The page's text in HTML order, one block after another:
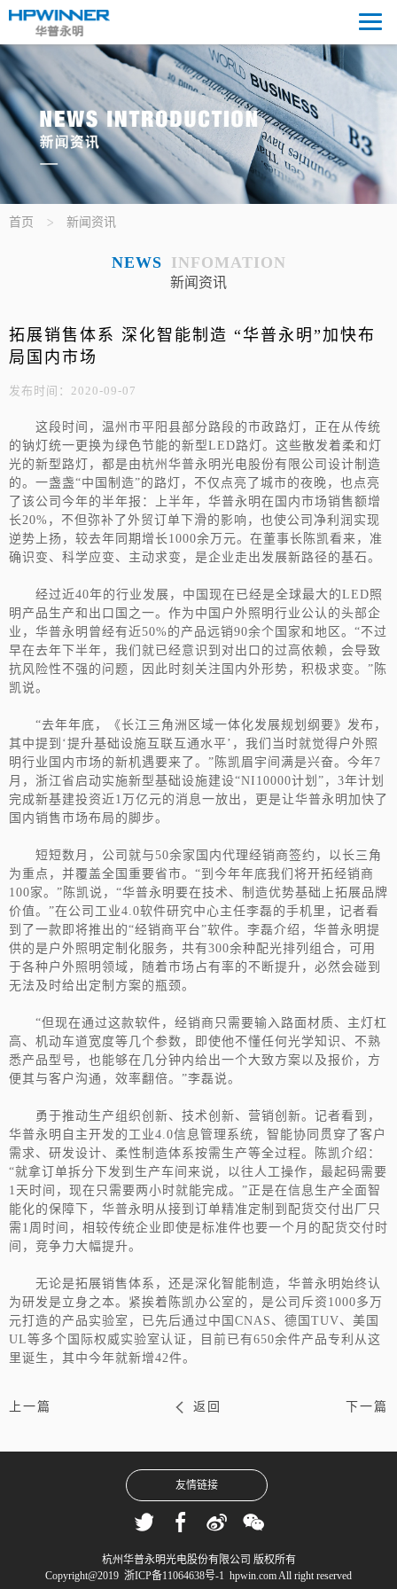
首页 新闻资讯
NEWS INFOMATION
新闻资讯
拓展销售体系 深化智能制造 “华普永明”加快布
局国内市场
发布时间：2020-09-07
这段时间，温州市平阳县部分路段的市政路灯，正在从传统
的钠灯统一更换为绿色节能的新型LED路灯。这些散发着柔和灯
光的新型路灯，都是由杭州华普永明光电股份有限公司设计制造
的。一盏盏“中国制造”的路灯，不仅点亮了城市的夜晚，也点亮
了该公司今年的半年报：上半年，华普永明在国内市场销售额增
长20%，不但弥补了外贸订单下滑的影响，也使公司净利润实现
逆势上扬，较去年同期增长1000余万元。在董事长陈凯看来，准
确识变、科学应变、主动求变，是企业走出发展新路径的基石。
经过近40年的行业发展，中国现在已经是全球最大的LED照
明产品生产和出口国之一。作为中国户外照明行业公认的头部企
业，华普永明曾经有近50%的产品远销90余个国家和地区。“不过
早在去年下半年，我们就已经意识到对出口的过高依赖，会导致
抗风险性不强的问题，因此时刻关注国内外形势，积极求变。”陈
凯说。
“去年年底，《长江三角洲区域一体化发展规划纲要》发布，
其中提到‘提升基础设施互联互通水平’，我们当时就觉得户外照
明行业国内市场的新机遇要来了。”陈凯眉宇间满是兴奋。今年7
月，浙江省启动实施新型基础设施建设“NI10000计划”，3年计划
完成新基建投资近1万亿元的消息一放出，更是让华普永明加快了
国内销售市场布局的脚步。
短短数月，公司就与50余家国内代理经销商签约，以长三角
为重点，并覆盖全国重要省市。“到今年年底我们将开拓经销商
100家。”陈凯说，“华普永明要在技术、制造优势基础上拓展品牌
价值。”在公司工业4.0软件研究中心主任李磊的手机里，记者看
到了一款即将推出的“经销商平台”软件。李磊介绍，华普永明提
供的是户外照明定制化服务，共有300余种配光排列组合，可用
于各种户外照明领域，随着市场占有率的不断提升，必然会碰到
无法及时给出定制方案的瓶颈。
“但现在通过这款软件，经销商只需要输入路面材质、主灯杠
高、机动车道宽度等几个参数，即使他不懂任何光学知识、不熟
悉产品型号，也能够在几分钟内给出一个大致方案以及报价，方
便其与客户沟通，效率翻倍。”李磊说。
勇于推动生产组织创新、技术创新、营销创新。记者看到，
华普永明自主开发的工业4.0信息管理系统，智能协同贯穿了客户
需求、研发设计、柔性制造体系按需生产等全过程。陈凯介绍：
“就拿订单拆分下发到生产车间来说，以往人工操作，最起码需要
1天时间，现在只需要两小时就能完成。”正是在信息生产全面智
能化的保障下，华普永明从接到订单精准定制到配货交付出厂只
需1周时间，相较传统企业即使是标准件也要一个月的配货交付时
间，竞争力大幅提升。
无论是拓展销售体系，还是深化智能制造，华普永明始终认
为研发是立身之本。紧挨着陈凯办公室的，是公司斥资1000多万
元打造的产品实验室，已先后通过中国CNAS、德国TUV、美国
UL等多个国际权威实验室认证，目前已有650余件产品专利从这
里诞生，其中今年就新增42件。
上一篇 返回 下一篇
友情链接
杭州华普永明光电股份有限公司 版权所有
Copyright@2019 浙ICP备11064638号-1 hpwin.com All right reserved